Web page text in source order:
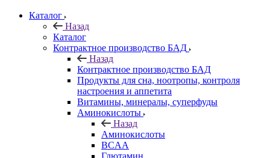
Каталог
Назад
Каталог
Контрактное производство БАД
Назад
Контрактное производство БАД
Продукты для сна, ноотропы, контроля
настроения и аппетита
Витамины, минералы, суперфуды
Аминокислоты
Назад
Аминокислоты
BCAA